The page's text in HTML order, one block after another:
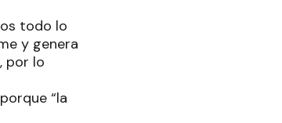
todo lo
y genera
por lo
“la